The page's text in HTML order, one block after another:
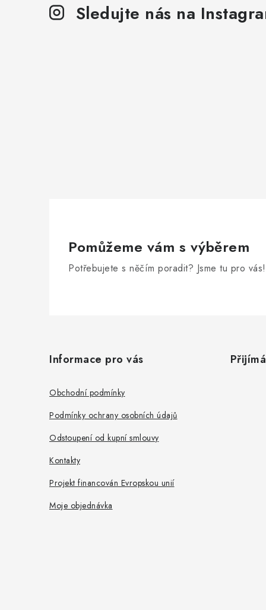
r
Sledujte nás na
Pomůžeme vám s výběrem
Potřebujete s něčím poradit? Jsme tu pro vás!
Informace pro vás
Obchodní podmínky
Podmínky ochrany osobních údajů
Odstoupení od kupní smlouvy
Kontakty
Projekt financován Evropskou unií
Moje objednávka